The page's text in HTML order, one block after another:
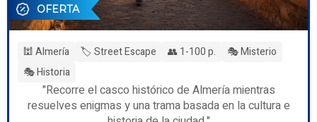
OFERTA
🕍 Almería 🏷️ Street Escape 👥 1-100 p.
🎭 Misterio
🎭 Historia
"Recorre el casco histórico de Almería mientras
resuelves enigmas y una trama basada en la cultura e